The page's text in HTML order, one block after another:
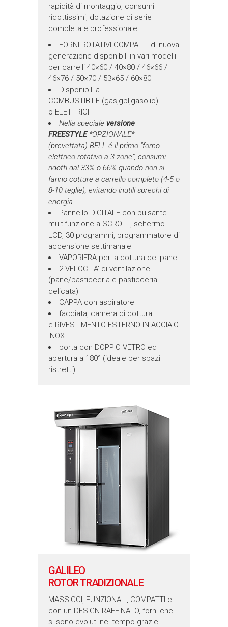
rapidità di montaggio, consumi
ridottissimi, dotazione di serie
completa e professionale.
FORNI ROTATIVI COMPATTI di nuova
generazione disponibili in vari modelli
per carrelli 40×60 / 40×80 / 46×66 /
46×76 / 50×70 / 53×65 / 60×80
Disponibili a
COMBUSTIBILE (gas,gpl,gasolio)
o ELETTRICI
Nella speciale versione
FREESTYLE*OPZIONALE*
(brevettata) BELL é il primo “forno
elettrico rotativo a 3 zone”, consumi
ridotti dal 33% o 66% quando non si
fanno cotture a carrello completo (4-5 o
8-10 teglie), evitando inutili sprechi di
energia
Pannello DIGITALE con pulsante
multifunzione a SCROLL, schermo
LCD, 30 programmi, programmatore di
accensione settimanale
VAPORIERA per la cottura del pane
2 VELOCITA’ di ventilazione
(pane/pasticceria e pasticceria
delicata)
CAPPA con aspiratore
facciata, camera di cottura
e RIVESTIMENTO ESTERNO IN ACCIAIO
INOX
porta con DOPPIO VETRO ed
apertura a 180° (ideale per spazi
ristretti)
GALILEO
ROTOR TRADIZIONALE
MASSICCI, FUNZIONALI, COMPATTI e
con un DESIGN RAFFINATO, forni che
si sono evoluti nel tempo grazie